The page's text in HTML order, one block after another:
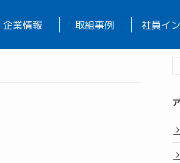
企業情報 取組事例 社員イ